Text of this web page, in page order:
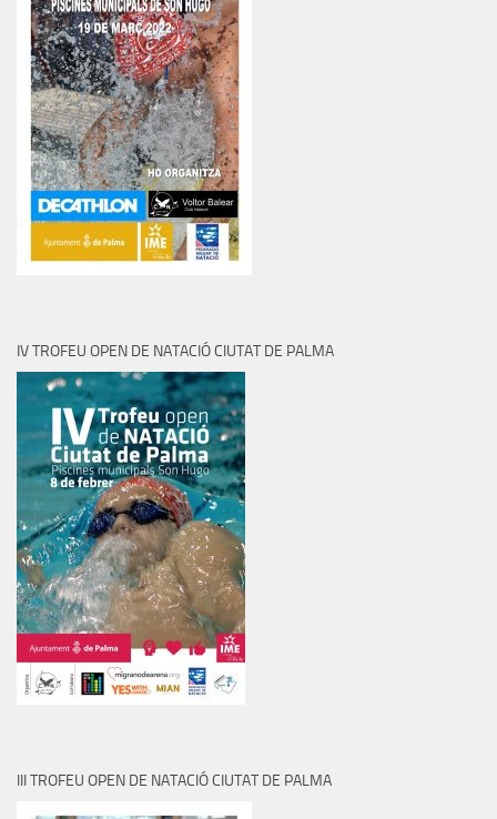
IV TROFEU OPEN DE NATACIÓ CIUTAT DE PALMA
III TROFEU OPEN DE NATACIÓ CIUTAT DE PALMA